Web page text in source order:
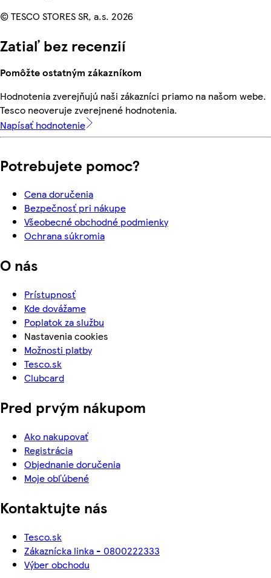
© TESCO STORES SR, a.s. 2026
Zatiaľ bez recenzií
Pomôžte ostatným zákazníkom
Hodnotenia zverejňujú naši zákazníci priamo na našom webe.
Tesco neoveruje zverejnené hodnotenia.
Napísať hodnotenie
Potrebujete pomoc?
Cena doručenia
Bezpečnosť pri nákupe
Všeobecné obchodné podmienky
Ochrana súkromia
O nás
Prístupnosť
Kde dovážame
Poplatok za službu
Nastavenia cookies
Možnosti platby
Tesco.sk
Clubcard
Pred prvým nákupom
Ako nakupovať
Registrácia
Objednanie doručenia
Moje obľúbené
Kontaktujte nás
Tesco.sk
Zákaznícka linka - 0800222333
Výber obchodu